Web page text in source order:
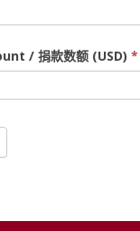
/ 捐款数额 (USD) *